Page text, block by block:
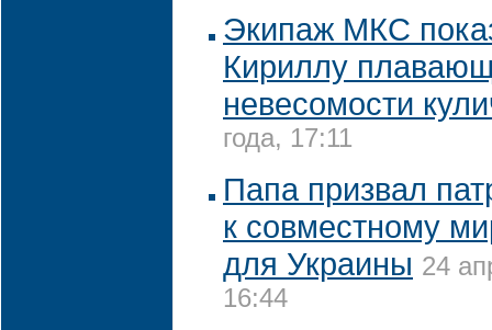
Экипаж МКС
Кириллу
невесомости
года, 17:11
Папа призвал
к совместному
для Украины 24
16:44